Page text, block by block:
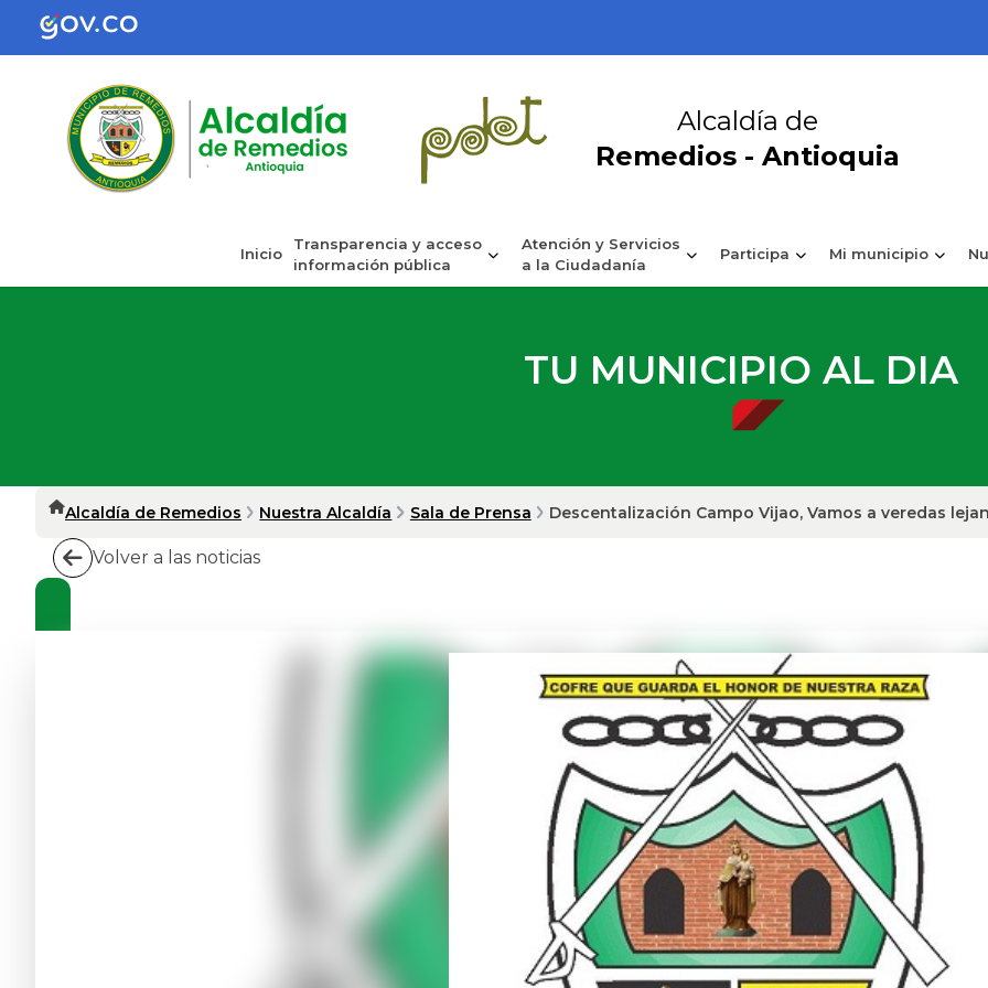
Alcaldía de
Remedios - Antioquia
Inicio
Transparencia y acceso
información pública
Atención y Servicios
a la Ciudadanía
Participa Mi municipio
TU MUNICIPIO AL DIA
Alcaldía de Remedios Nuestra Alcaldía Sala de Prensa Descentalización Campo Vijao, Vamos a veredas
Volver a las noticias